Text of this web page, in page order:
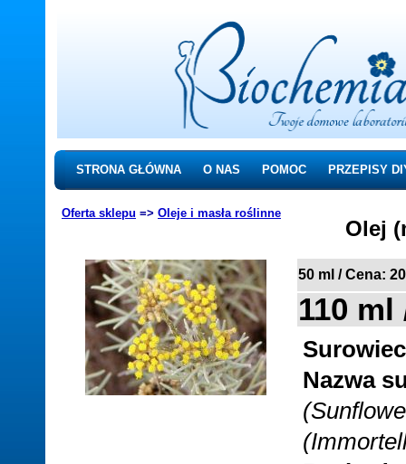
STRONA GŁÓWNA O NAS POMOC PRZEPISY
Oferta sklepu => Oleje i masła roślinne
Olej
50 ml / Cena:
110 ml
Nazwa